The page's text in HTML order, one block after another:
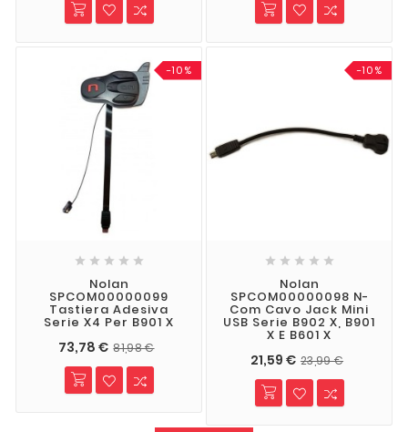
-10%
    
Nolan
SPCOM00000099
Tastiera Adesiva
Serie X4 Per B901 X
73,78 € 81,98 €
-10%
    
Nolan
SPCOM00000098 N-
Com Cavo Jack Mini
USB Serie B902 X, B901
X E B601 X
21,59 € 23,99 €